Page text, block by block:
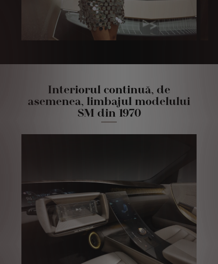
Interiorul continuă, de
asemenea, limbajul modelului
SM din 1970